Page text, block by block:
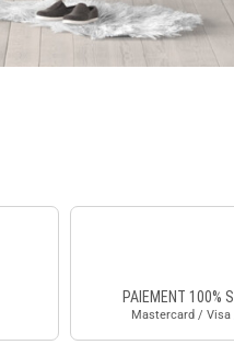
PAIEMENT 100%
Mastercard / Visa